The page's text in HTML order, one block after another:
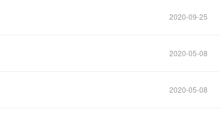
2020-09-25
2020-05-08
2020-05-08